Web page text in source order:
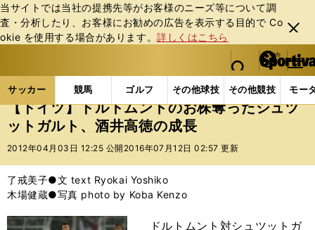
当サイトでは当社の提携先等がお客様のニーズ等について調
査・分析したり、お客様にお勧めの広告を表⽰する⽬的で Co
okie を使⽤する場合があります。詳しくはこちら
閉じ
る
web Sportiva (webスポルティーバ)
検索
マイペ
ー
ジ
メニュ
サッカー 競馬 ゴルフ その他球技 その他競技 モー
ス
ポ
ル
バ
サッカーの記事一覧 海外サッカー 海外サッカー
【ドイツ】ドルトムントのお株奪ったシュツ
ットガルト、酒井高徳の成長
2012年04月03日 12:25 公開 2016年07月12日 02:57 更新
了戒美子●文 text Ryokai Yoshiko
木場健蔵●写真 photo by Koba Kenzo
ドルトムント対シュツットガ